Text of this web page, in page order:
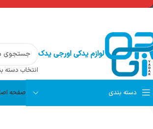
لوازم یدکی اورجی یدک
انتخاب دسته
دسته بندی صفحه